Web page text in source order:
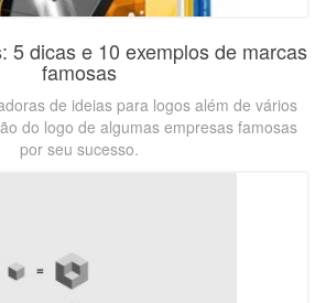
5 dicas e 10 exemplos de marcas
famosas
de ideias para logos além de vários
do logo de algumas empresas famosas
por seu sucesso.